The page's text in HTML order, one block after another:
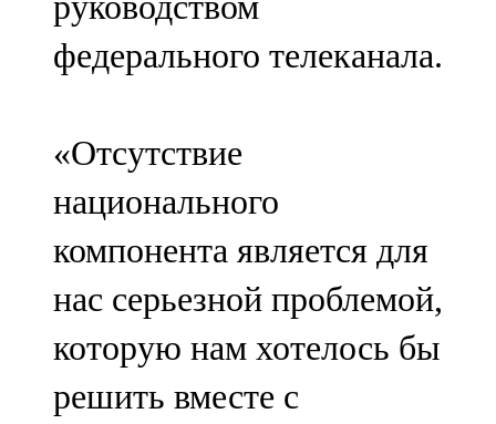
федерального телеканала.
«Отсутствие
национального
компонента является для
нас серьезной проблемой,
которую нам хотелось бы
решить вместе с